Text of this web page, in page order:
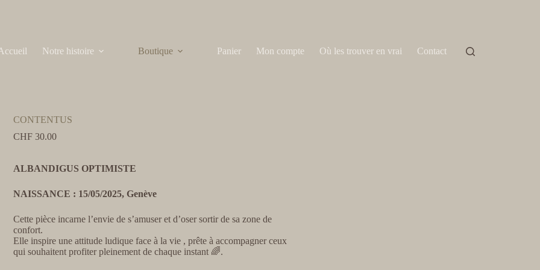
Notre histoire Boutique Panier Mon compte Où les trouver en vrai Contact
CONTENTUS
CHF30.00
ALBANDIGUS OPTIMISTE
NAISSANCE : 15/05/2025, Genève
Cette pièce incarne l’envie de s’amuser et d’oser sortir de sa zone de
confort.
Elle inspire une attitude ludique face à la vie , prête à accompagner ceux
qui souhaitent profiter pleinement de chaque instant 🌈.